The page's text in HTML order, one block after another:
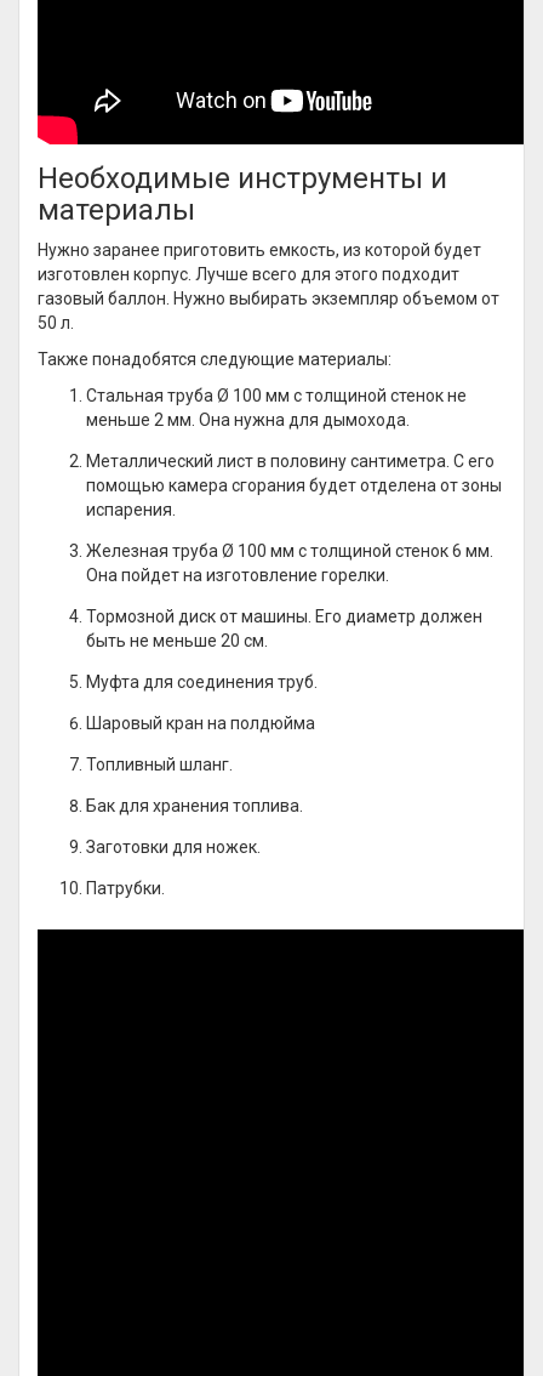
Необходимые инструменты и
материалы
Нужно заранее приготовить емкость, из которой будет
изготовлен корпус. Лучше всего для этого подходит
газовый баллон. Нужно выбирать экземпляр объемом от
50 л.
Также понадобятся следующие материалы:
Стальная труба Ø 100 мм с толщиной стенок не
меньше 2 мм. Она нужна для дымохода.
Металлический лист в половину сантиметра. С его
помощью камера сгорания будет отделена от зоны
испарения.
Железная труба Ø 100 мм с толщиной стенок 6 мм.
Она пойдет на изготовление горелки.
Тормозной диск от машины. Его диаметр должен
быть не меньше 20 см.
Муфта для соединения труб.
Шаровый кран на полдюйма
Топливный шланг.
Бак для хранения топлива.
Заготовки для ножек.
Патрубки.